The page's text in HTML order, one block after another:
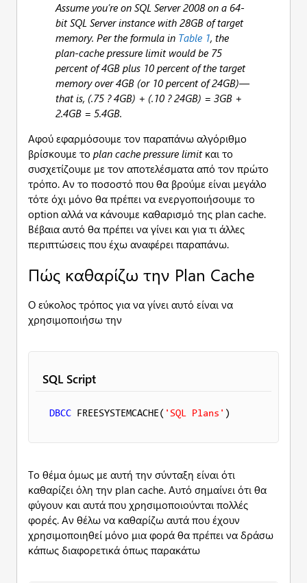
Assume you’re on SQL Server 2008 on a 64-
bit SQL Server instance with 28GB of target
memory. Per the formula in Table 1, the
plan-cache pressure limit would be 75
percent of 4GB plus 10 percent of the target
memory over 4GB (or 10 percent of 24GB)—
that is, (.75 ? 4GB) + (.10 ? 24GB) = 3GB +
2.4GB = 5.4GB.
Αφού εφαρμόσουμε τον παραπάνω αλγόριθμο
βρίσκουμε το plan cache pressure limit και το
συσχετίζουμε με τον αποτελέσματα από τον πρώτο
τρόπο. Αν το ποσοστό που θα βρούμε είναι μεγάλο
τότε όχι μόνο θα πρέπει να ενεργοποιήσουμε το
option αλλά να κάνουμε καθαρισμό της plan cache.
Βέβαια αυτό θα πρέπει να γίνει και για τι άλλες
περιπτώσεις που έχω αναφέρει παραπάνω.
Πώς καθαρίζω την Plan Cache
Ο εύκολος τρόπος για να γίνει αυτό είναι να
χρησιμοποιήσω την
SQL Script
DBCC FREESYSTEMCACHE( 'SQL Plans' )
Το θέμα όμως με αυτή την σύνταξη είναι ότι
καθαρίζει όλη την plan cache. Αυτό σημαίνει ότι θα
φύγουν και αυτά που χρησιμοποιούνται πολλές
φορές. Αν θέλω να καθαρίζω αυτά που έχουν
χρησιμοποιηθεί μόνο μια φορά θα πρέπει να δράσω
κάπως διαφορετικά όπως παρακάτω